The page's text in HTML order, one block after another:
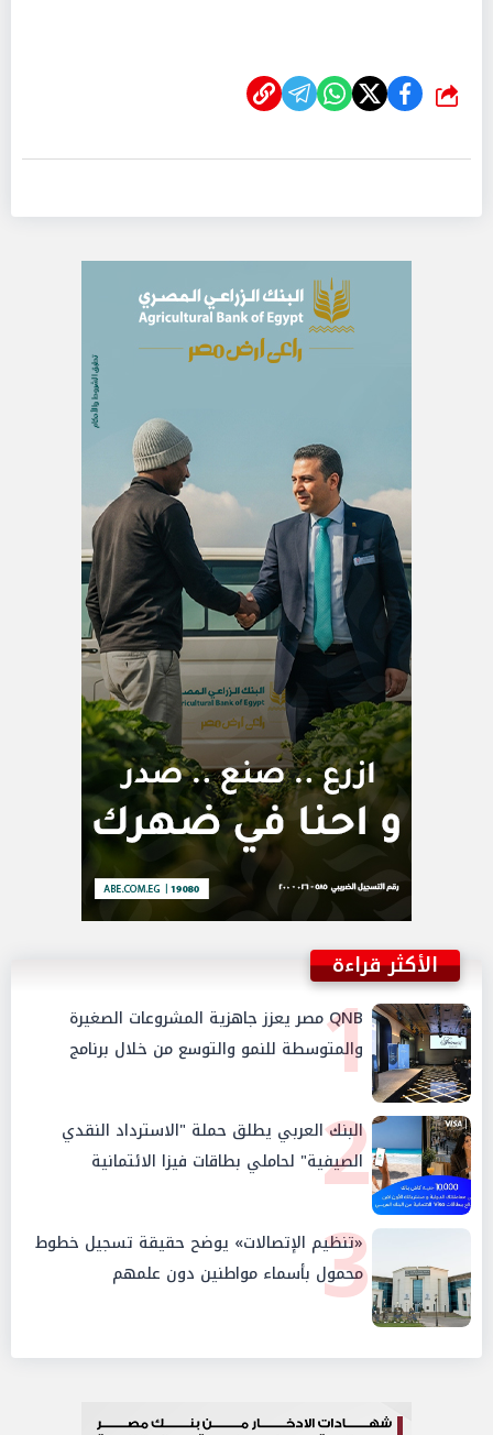
شارك
الأكثر قراءة
1QNB مصر يعزز جاهزية المشروعات الصغيرة
والمتوسطة للنمو والتوسع من خلال برنامج
أبطال المشروعات الصغيرة والمتوسطة
2
البنك العربي يطلق حملة "الاسترداد النقدي
الصيفية" لحاملي بطاقات فيزا الائتمانية
3
«تنظيم الإتصالات» يوضح حقيقة تسجيل خطوط
محمول بأسماء مواطنين دون علمهم